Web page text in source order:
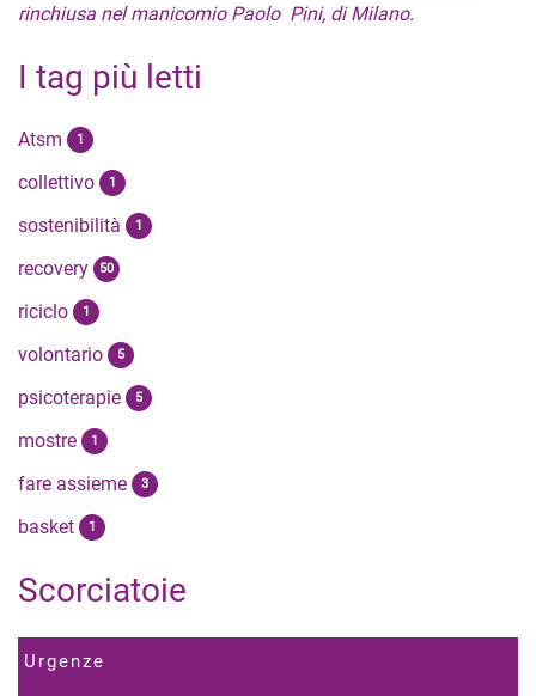
rinchiusa nel manicomio Paolo Pini, di Milano.
I tag più letti
Atsm 1
collettivo 1
sostenibilità 1
recovery 50
riciclo 1
volontario 5
psicoterapie 5
mostre 1
fare assieme 3
basket 1
Scorciatoie
Urgenze